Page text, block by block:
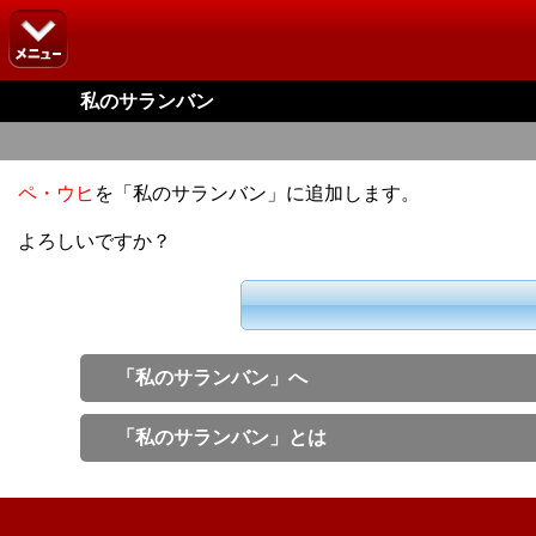
私のサランバン
ペ・ウヒ を「私のサランバン」に追加します。
よろしいですか？
「私のサランバン」へ
「私のサランバン」とは